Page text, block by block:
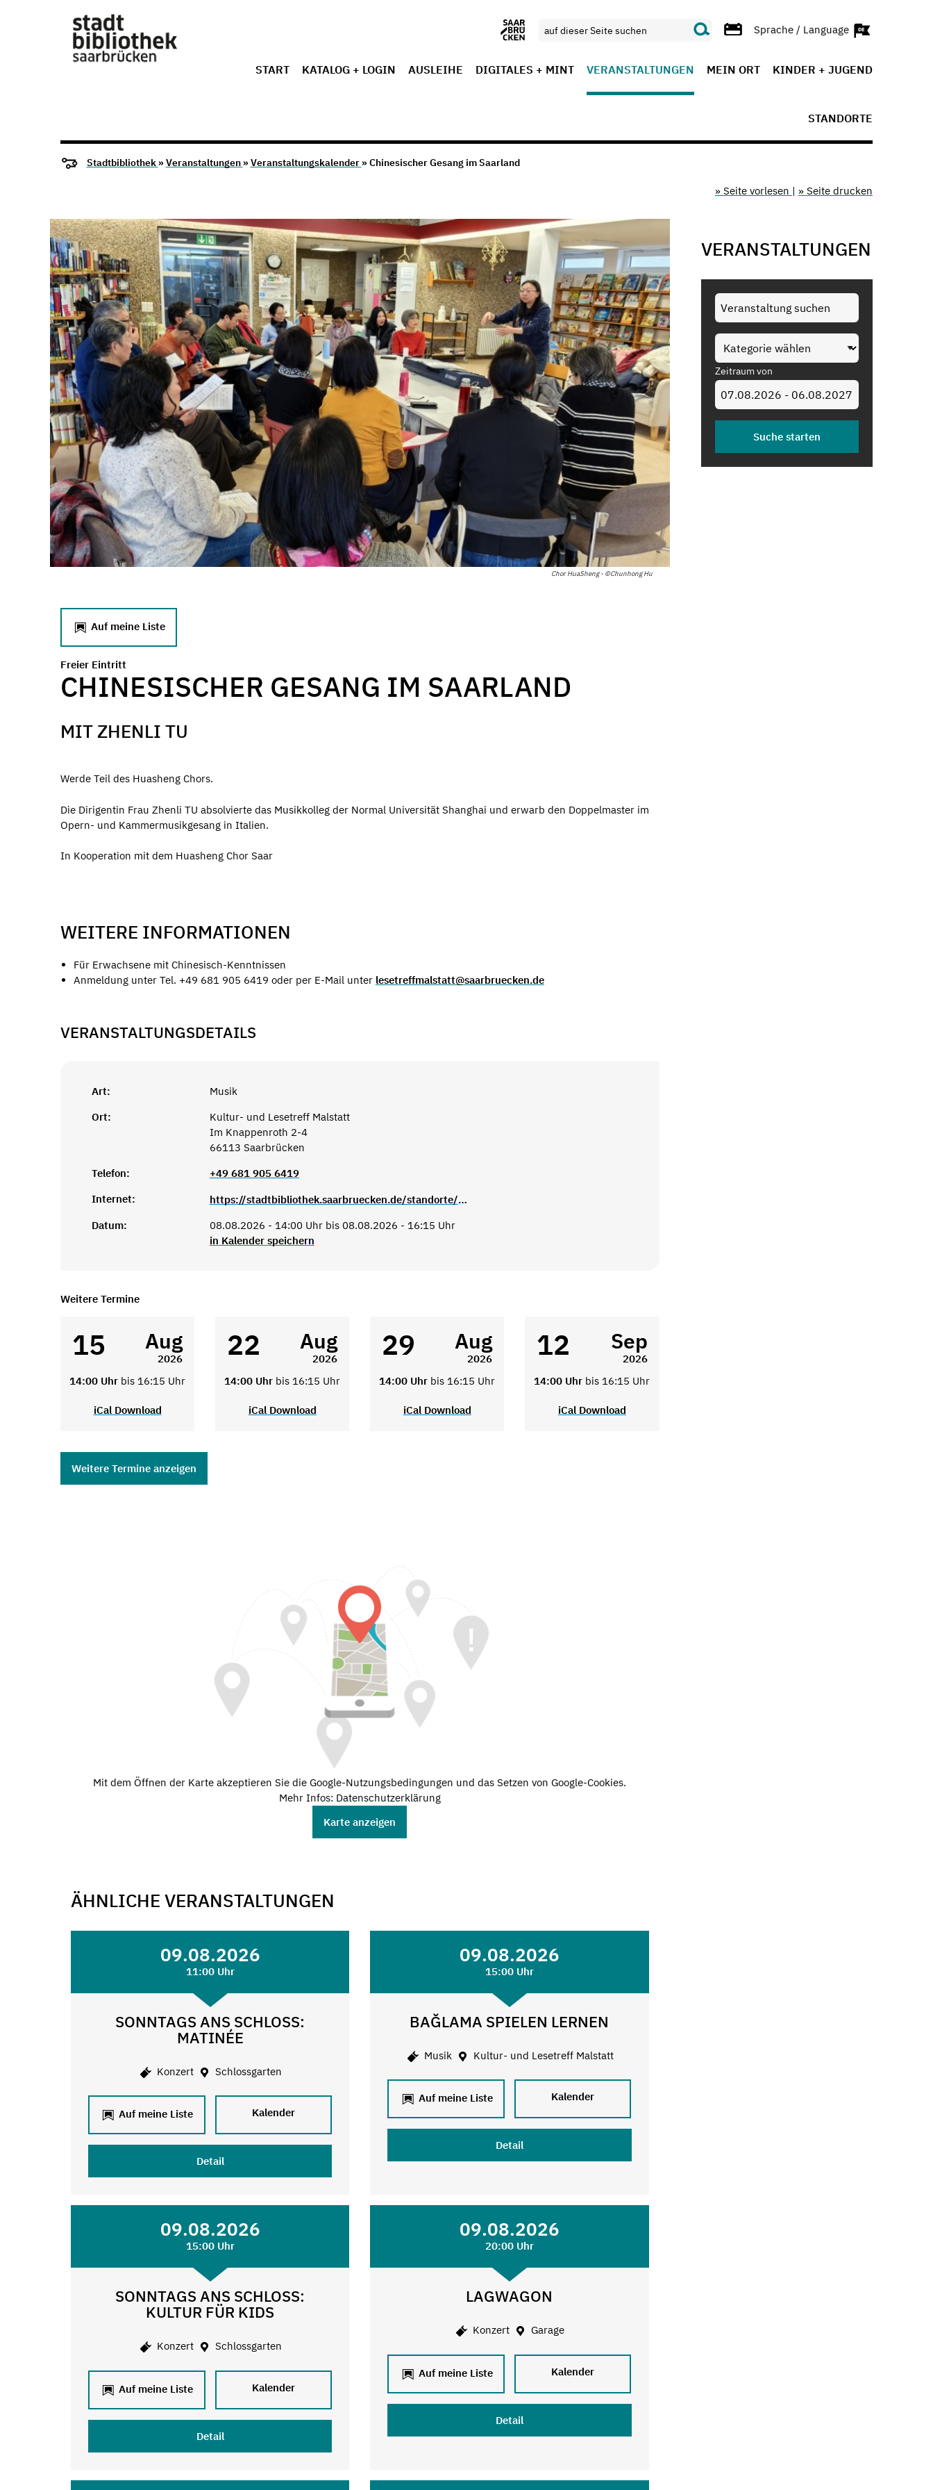
Sprache / Language
START KATALOG + LOGIN AUSLEIHE DIGITALES + MINT VERANSTALTUNGEN MEIN ORT KINDER + JUGEND
STANDORTE
Stadtbibliothek »Veranstaltungen »Veranstaltungskalender » Chinesischer Gesang im Saarland
» Seite vorlesen | » Seite drucken
Chor HuaSheng - ©Chunhong Hu
Auf meine Liste
Freier Eintritt
CHINESISCHER GESANG IM SAARLAND
MIT ZHENLI TU
Werde Teil des Huasheng Chors.
Die Dirigentin Frau Zhenli TU absolvierte das Musikkolleg der Normal Universität Shanghai und erwarb den Doppelmaster im
Opern- und Kammermusikgesang in Italien.
In Kooperation mit dem Huasheng Chor Saar
WEITERE INFORMATIONEN
Für Erwachsene mit Chinesisch-Kenntnissen
Anmeldung unter Tel. +49 681 905 6419 oder per E-Mail unter lesetreffmalstatt@saarbruecken.de
VERANSTALTUNGSDETAILS
Art:
Musik
Ort:
Kultur- und Lesetreff Malstatt
Im Knappenroth 2-4
66113 Saarbrücken
Telefon:
+49 681 905 6419
Internet:
https://stadtbibliothek.saarbruecken.de/standorte/kultur_und_lesetreffs/kultur_und_lesetreff_malstatt
Datum:
08.08.2026 - 14:00 Uhr bis 08.08.2026 - 16:15 Uhr
in Kalender speichern
Weitere Termine
15 Aug
2026
14:00 Uhr bis 16:15 Uhr
iCal Download
22 Aug
2026
14:00 Uhr bis 16:15 Uhr
iCal Download
29 Aug
2026
14:00 Uhr bis 16:15 Uhr
iCal Download
12 Sep
2026
14:00 Uhr bis 16:15 Uhr
iCal Download
Weitere Termine anzeigen
Mit dem Öffnen der Karte akzeptieren Sie die Google-Nutzungsbedingungen und das Setzen von Google-Cookies.
Mehr Infos: Datenschutzerklärung
Karte anzeigen
ÄHNLICHE VERANSTALTUNGEN
09.08.2026
11:00 Uhr
SONNTAGS ANS SCHLOSS:
MATINÉE
Konzert Schlossgarten
Auf meine Liste Kalender
Detail
09.08.2026
15:00 Uhr
BAĞLAMA SPIELEN LERNEN
Musik Kultur- und Lesetreff Malstatt
Auf meine Liste Kalender
Detail
09.08.2026
15:00 Uhr
SONNTAGS ANS SCHLOSS:
KULTUR FÜR KIDS
Konzert Schlossgarten
Auf meine Liste Kalender
Detail
09.08.2026
20:00 Uhr
LAGWAGON
Konzert Garage
Auf meine Liste Kalender
Detail
VERANSTALTUNGEN
Zeitraum von